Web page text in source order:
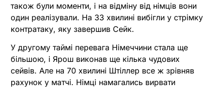
також були моменти, і на відміну від німців вони
один реалізували. На 33 хвилині вибігли у стрімку
контратаку, яку завершив Сейк.
У другому таймі перевага Німеччини стала ще
більшою, і Ярош виконав ще кілька чудових
сейвів. Але на 70 хвилині Штіллер все ж зрівняв
рахунок у матчі. Німці намагались вирвати